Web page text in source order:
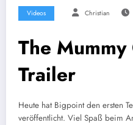
Videos Christian
The
Trailer
Heute hat Bigpoint den ersten
veröffentlicht. Viel Spaß beim